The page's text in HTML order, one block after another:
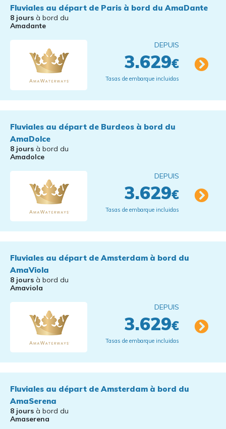
Fluviales au départ de Paris à bord du AmaDante
8 jours à bord du
Amadante
DEPUIS
3.629€
Tasas de embarque incluidas
Fluviales au départ de Burdeos à bord du
AmaDolce
8 jours à bord du
Amadolce
DEPUIS
3.629€
Tasas de embarque incluidas
Fluviales au départ de Amsterdam à bord du
AmaViola
8 jours à bord du
Amaviola
DEPUIS
3.629€
Tasas de embarque incluidas
Fluviales au départ de Amsterdam à bord du
AmaSerena
8 jours à bord du
Amaserena